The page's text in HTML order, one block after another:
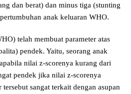
dan berat) dan minus tiga (stunting
anak keluaran WHO.
telah membuat parameter atas
pendek. Yaitu, seorang anak
nilai z-scorenya kurang dari
pendek jika nilai z-scorenya
sangat terkait dengan asupan